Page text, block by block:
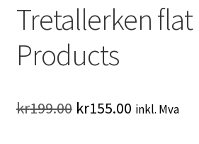
Tretallerken flat
Products
kr199.00 Opprinnelig
kr155.00 inkl. Mva